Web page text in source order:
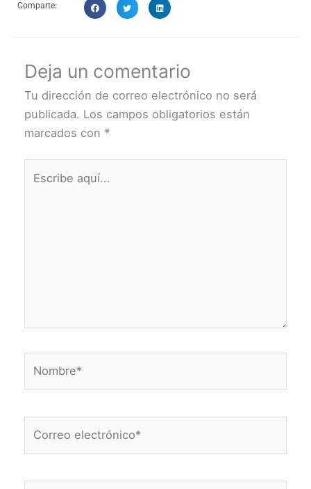
Comparte:
Deja un comentario
Tu dirección de correo electrónico no será
publicada. Los campos obligatorios están
marcados con *
aquí...
electrónico*